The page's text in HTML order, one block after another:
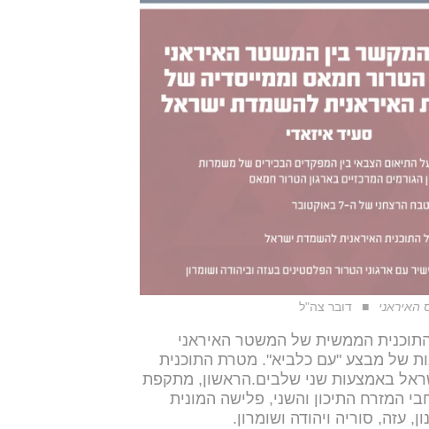
האיראני דובר צה"ל
הממשית של המשטר האיראני
של מבצע "עם כלביא". מטרת התוכנית
באמצעות שני שלבים.הראשון, מתקפת
המזרח התיכון והשני, פלישה המונית
סוריה ויהודה ושומרון.